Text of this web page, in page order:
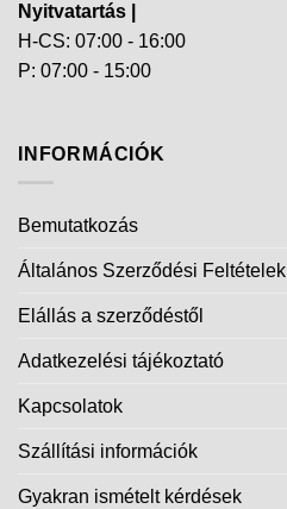
Nyitvatartás |
H-CS: 07:00 - 16:00
P: 07:00 - 15:00
INFORMÁCIÓK
Bemutatkozás
Általános Szerződési Feltételek
Elállás a szerződéstől
Adatkezelési tájékoztató
Kapcsolatok
Szállítási információk
Gyakran ismételt kérdések